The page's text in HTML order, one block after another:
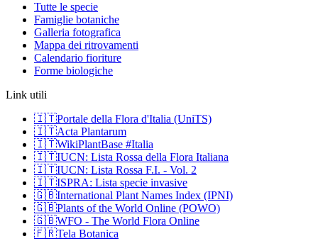
Tutte le specie
Famiglie botaniche
Galleria fotografica
Mappa dei ritrovamenti
Calendario fioriture
Forme biologiche
Link utili
🇮🇹Portale della Flora d'Italia (UniTS)
🇮🇹Acta Plantarum
🇮🇹WikiPlantBase #Italia
🇮🇹IUCN: Lista Rossa della Flora Italiana
🇮🇹IUCN: Lista Rossa F.I. - Vol. 2
🇮🇹ISPRA: Lista specie invasive
🇬🇧International Plant Names Index (IPNI)
🇬🇧Plants of the World Online (POWO)
🇬🇧WFO - The World Flora Online
🇫🇷Tela Botanica